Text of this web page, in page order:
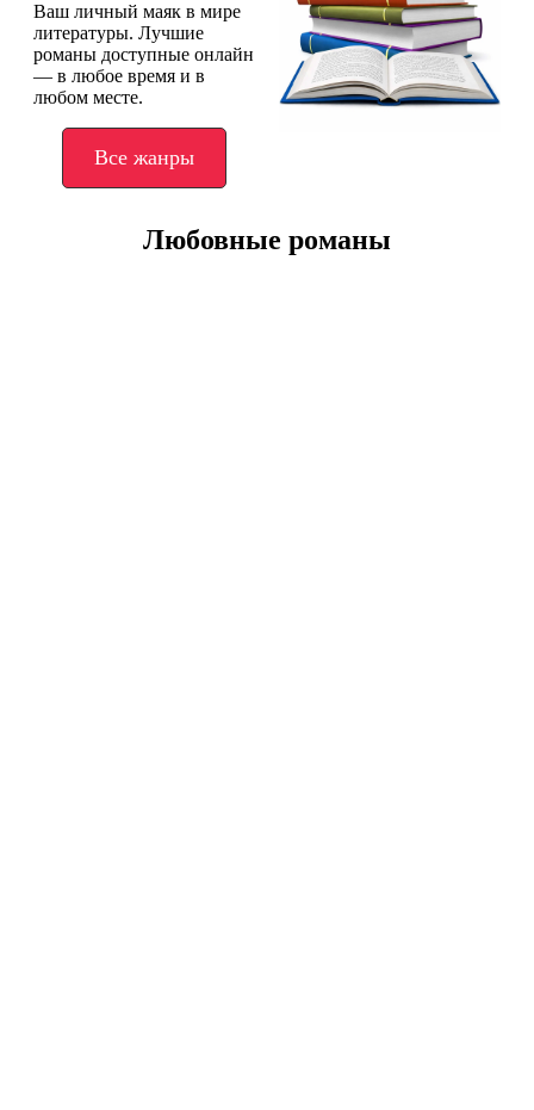
Ваш личный маяк в мире
литературы. Лучшие
романы доступные онлайн
— в любое время и в
любом месте.
Все жанры
Любовные романы